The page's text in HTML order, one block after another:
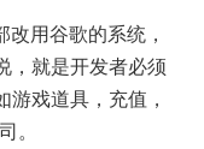
用谷歌的系统，
，就是开发者必须
戏道具，充值，
。